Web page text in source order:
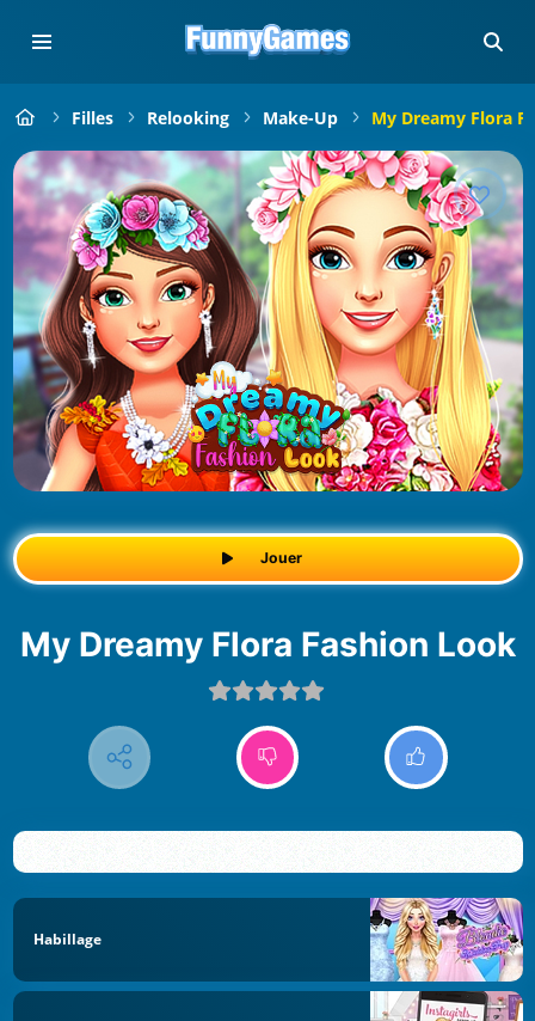
Filles Relooking Make-Up My Dreamy Flora
Jouer
My Dreamy Flora Fashion Look
Habillage